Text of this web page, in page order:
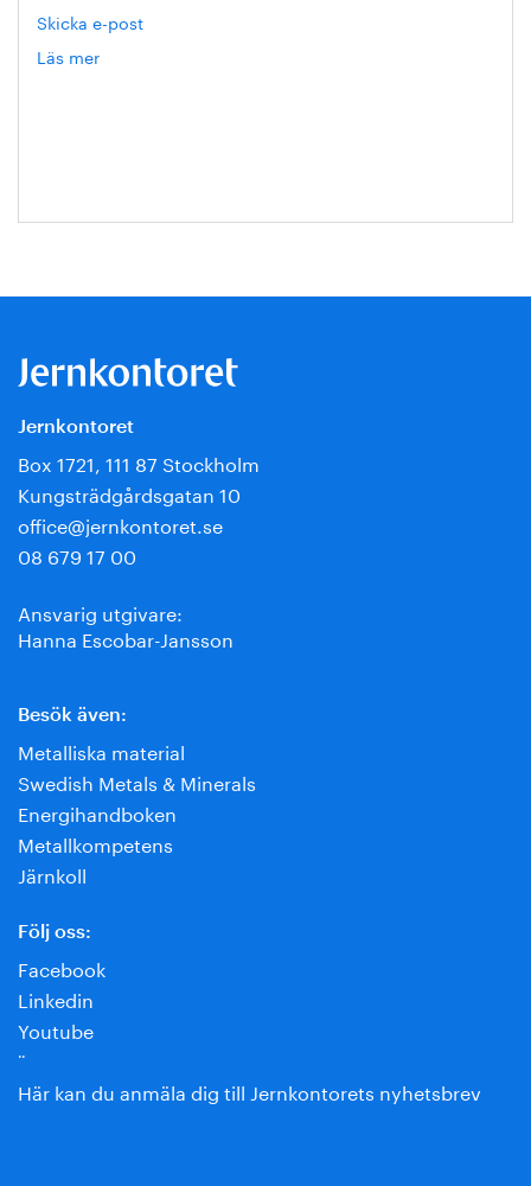
Skicka e-post
Läs mer
Jernkontoret
Box 1721, 111 87 Stockholm
Kungsträdgårdsgatan 10
office@jernkontoret.se
08 679 17 00
Ansvarig utgivare:
Hanna Escobar-Jansson
Besök även:
Metalliska material
Swedish Metals & Minerals
Energihandboken
Metallkompetens
Järnkoll
Följ oss:
Facebook
Linkedin
Youtube
¨
Här kan du anmäla dig till Jernkontorets nyhetsbrev